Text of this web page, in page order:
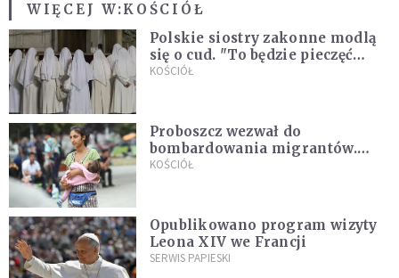
WIĘCEJ W:KOŚCIÓŁ
Polskie siostry zakonne modlą
się o cud. "To będzie pieczęć
Pana Boga dla naszej wiary"
KOŚCIÓŁ
Proboszcz wezwał do
bombardowania migrantów.
"Masowy ogień przeciwko
KOŚCIÓŁ
Opublikowano program wizyty
Leona XIV we Francji
SERWIS PAPIESKI